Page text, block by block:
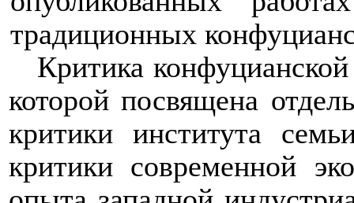
традиционных
Критика
которой посвящена
критики института
критики современной